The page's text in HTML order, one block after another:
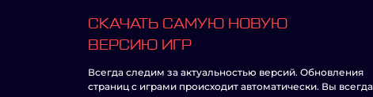
СКАЧАТЬ САМУЮ НОВУЮ
ВЕРСИЮ ИГР
Всегда следим за актуальностью версий. Обновления
страниц с играми происходит автоматически. Вы всегда